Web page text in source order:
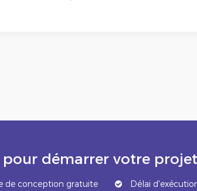
démarrer votre projet
de conception gratuite
Délai